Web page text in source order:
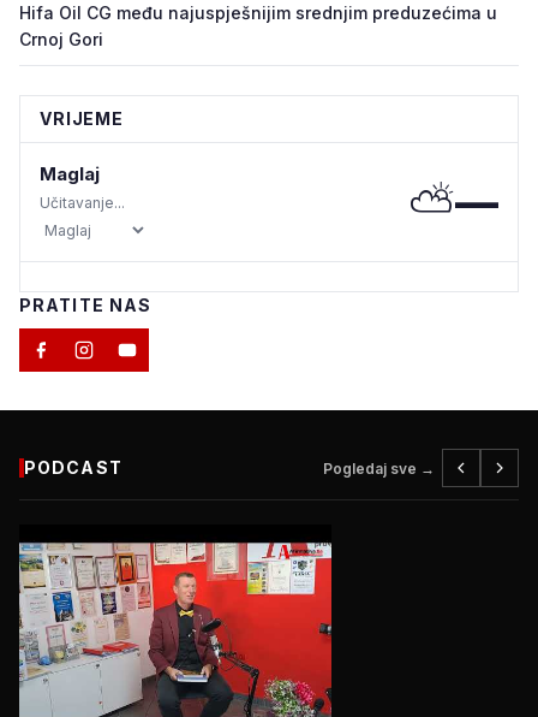
Hifa Oil CG među najuspješnijim srednjim preduzećima u
Crnoj Gori
VRIJEME
Maglaj
Učitavanje... ⛅—
PRATITE NAS
PODCAST Pogledaj sve →